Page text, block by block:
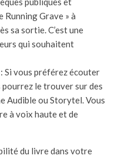
Grave » à
sa sortie. C’est une
qui souhaitent
: Si vous préférez écouter
le trouver sur des
Audible ou Storytel. Vous
à voix haute et de
du livre dans votre